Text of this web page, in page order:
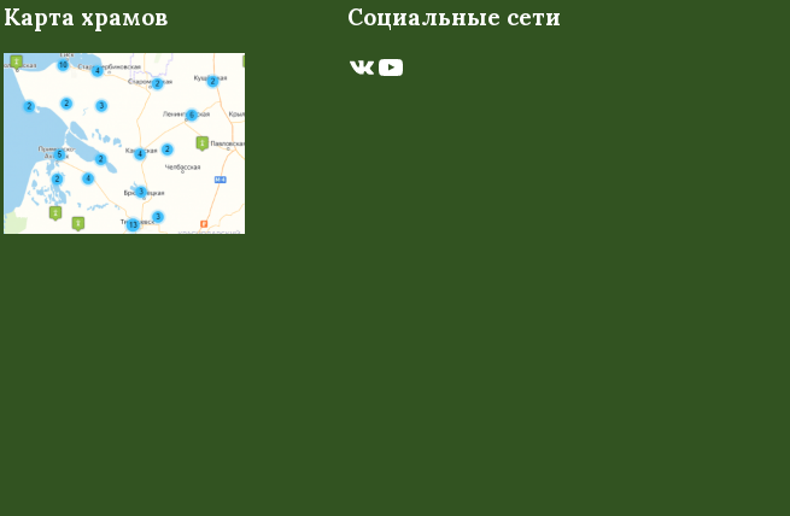
Карта храмов Социальные сети
ВКонтакте
YouTube